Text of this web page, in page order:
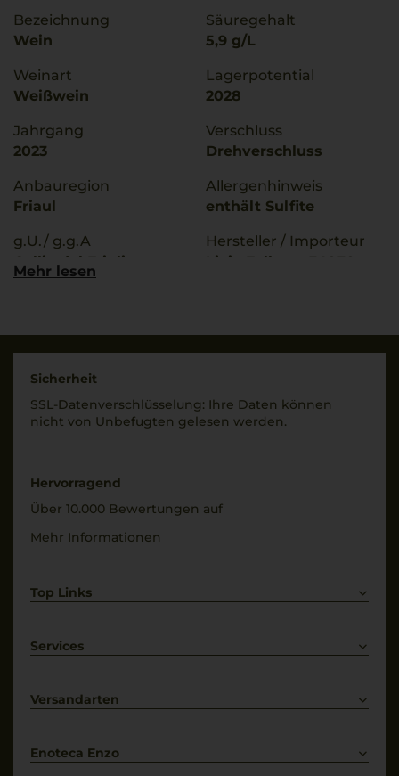
Bezeichnung
Wein
Weinart
Weißwein
Jahrgang
2023
Anbauregion
Friaul
g.U./ g.g.A
Collie del Friuli
Origine Controllata
Rebsorten
Trinktemperatur
Alkoholgehalt
13 % Vol.
Säuregehalt
5,9 g/L
Lagerpotential
2028
Verschluss
Drehverschluss
Allergenhinweis
enthält Sulfite
Hersteller / Importeur
Livio Felluga, 34070
Italien
Geschmack
Mehr lesen
Sicherheit
SSL-Daten­verschlüs­selung: Ihre Daten können
nicht von Unbe­fugten gelesen werden.
Hervorragend
Über 10.000 Bewertungen auf
Mehr Informationen
Top Links
Weißwein
Services
Kontakt
Versandarten
Enoteca Enzo